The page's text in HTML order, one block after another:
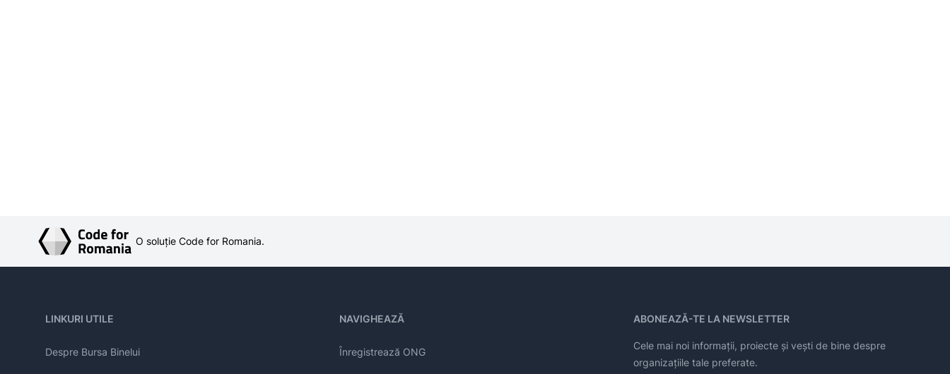
O soluție Code for Romania.
LINKURI UTILE
Despre Bursa Binelui
NAVIGHEAZĂ
Înregistrează ONG
ABONEAZĂ-TE LA NEWSLETTER
Cele mai noi informații, proiecte și vești de bine despre
organizațiile tale preferate.